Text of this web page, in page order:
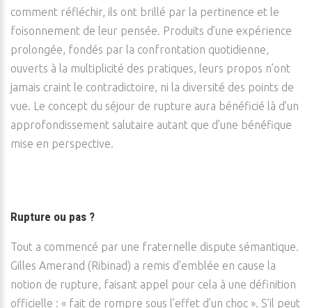
comment réfléchir, ils ont brillé par la pertinence et le
foisonnement de leur pensée. Produits d’une expérience
prolongée, fondés par la confrontation quotidienne,
ouverts à la multiplicité des pratiques, leurs propos n’ont
jamais craint le contradictoire, ni la diversité des points de
vue. Le concept du séjour de rupture aura bénéficié là d’un
approfondissement salutaire autant que d’une bénéfique
mise en perspective.
Rupture ou pas ?
Tout a commencé par une fraternelle dispute sémantique.
Gilles Amerand (Ribinad) a remis d’emblée en cause la
notion de rupture, faisant appel pour cela à une définition
officielle : « fait de rompre sous l’effet d’un choc ». S’il peut